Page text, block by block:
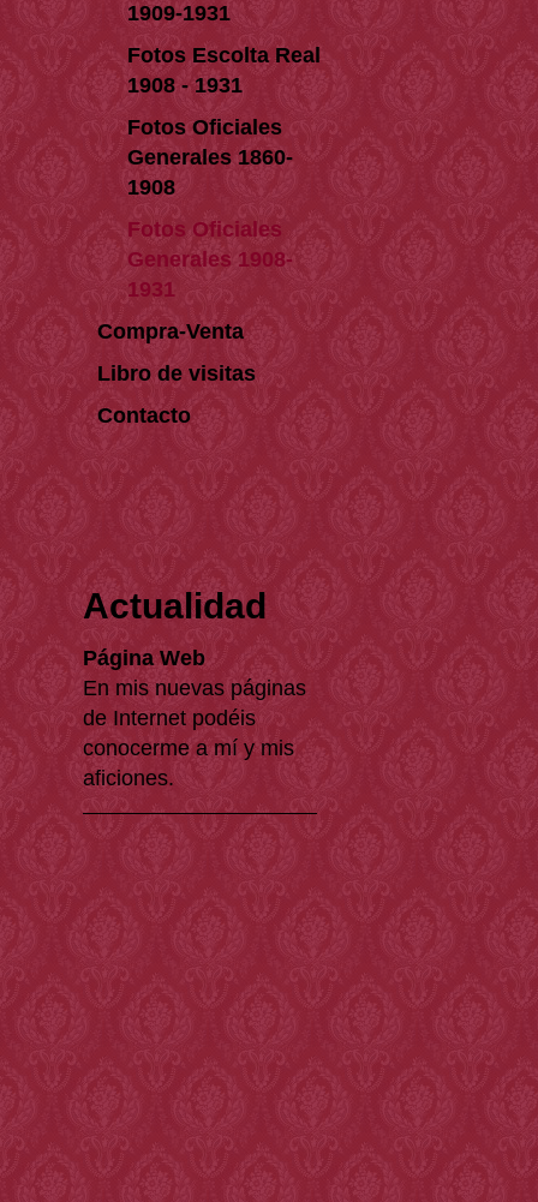
1909-1931
Fotos Escolta Real
1908 - 1931
Fotos Oficiales
Generales 1860-
1908
Fotos Oficiales
Generales 1908-
1931
Compra-Venta
Libro de visitas
Contacto
Actualidad
Página Web
En mis nuevas páginas
de Internet podéis
conocerme a mí y mis
aficiones.